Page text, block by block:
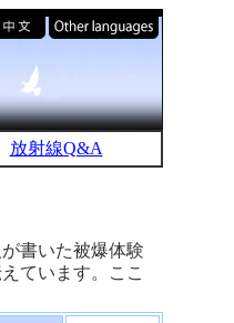
放射線Q&A
書いた被爆体験
ています。ここ